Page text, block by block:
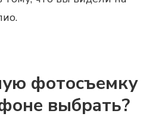
фотосъемку
выбрать?